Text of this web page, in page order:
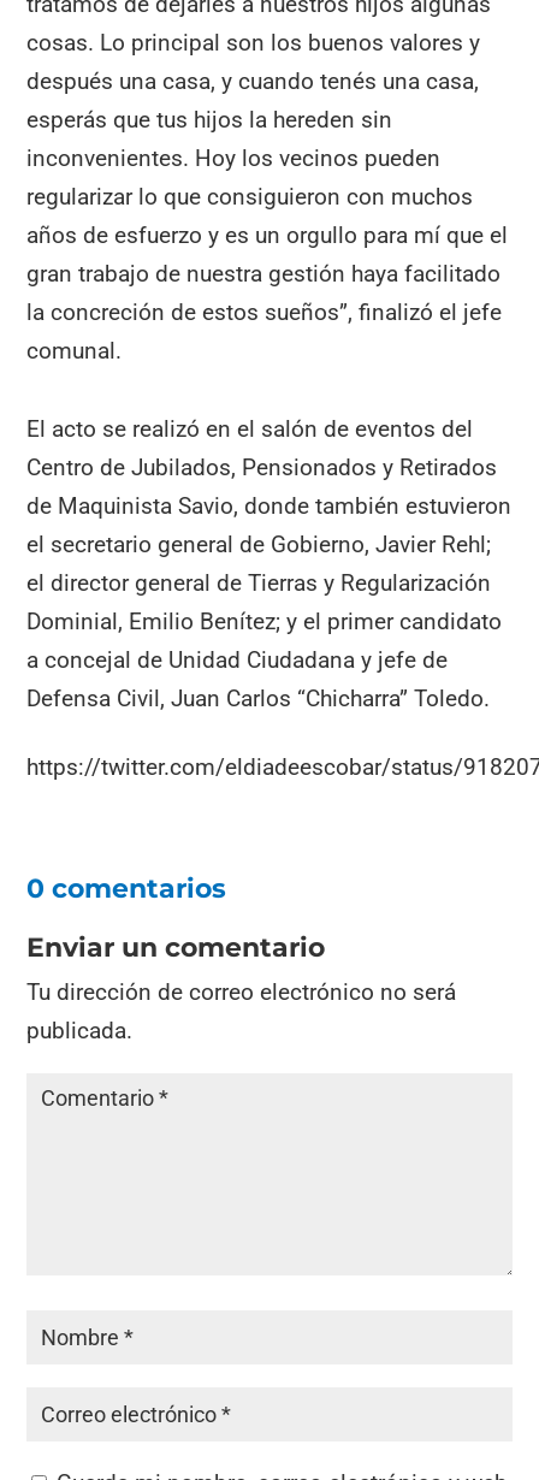
cosas. Lo principal son los buenos valores y
después una casa, y cuando tenés una casa,
esperás que tus hijos la hereden sin
inconvenientes. Hoy los vecinos pueden
regularizar lo que consiguieron con muchos
años de esfuerzo y es un orgullo para mí que el
gran trabajo de nuestra gestión haya facilitado
la concreción de estos sueños”, finalizó el jefe
comunal.
El acto se realizó en el salón de eventos del
Centro de Jubilados, Pensionados y Retirados
de Maquinista Savio, donde también estuvieron
el secretario general de Gobierno, Javier Rehl;
el director general de Tierras y Regularización
Dominial, Emilio Benítez; y el primer candidato
a concejal de Unidad Ciudadana y jefe de
Defensa Civil, Juan Carlos “Chicharra” Toledo.
https://twitter.com/eldiadeescobar/status/
0 comentarios
Enviar un comentario
Tu dirección de correo electrónico no será
publicada.